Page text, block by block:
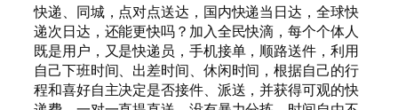
快递、同城，点对点送达，国内快递当日达，全球快
递次日达，还能更快吗？加入全民快滴，每个个体人
既是用户，又是快递员，手机接单，顺路送件，利用
自己下班时间、出差时间、休闲时间，根据自己的行
程和喜好自主决定是否接件、派送，并获得可观的快